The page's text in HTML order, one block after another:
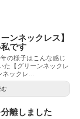
ンネックレス】
です
の様子はこんな感じ
た【グリーンネックレ
ネックレ...
む
離しました